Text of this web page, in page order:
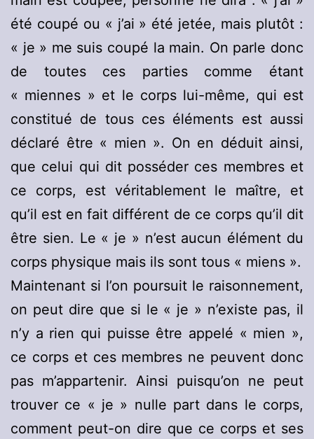
été coupé ou « j’ai » été jetée, mais plutôt :
« je » me suis coupé la main. On parle donc
de toutes ces parties comme étant
« miennes » et le corps lui-même, qui est
constitué de tous ces éléments est aussi
déclaré être « mien ». On en déduit ainsi,
que celui qui dit posséder ces membres et
ce corps, est véritablement le maître, et
qu’il est en fait différent de ce corps qu’il dit
être sien. Le « je » n’est aucun élément du
corps physique mais ils sont tous « miens ».
Maintenant si l’on poursuit le raisonnement,
on peut dire que si le « je » n’existe pas, il
n’y a rien qui puisse être appelé « mien »,
ce corps et ces membres ne peuvent donc
pas m’appartenir. Ainsi puisqu’on ne peut
trouver ce « je » nulle part dans le corps,
comment peut-on dire que ce corps et ses